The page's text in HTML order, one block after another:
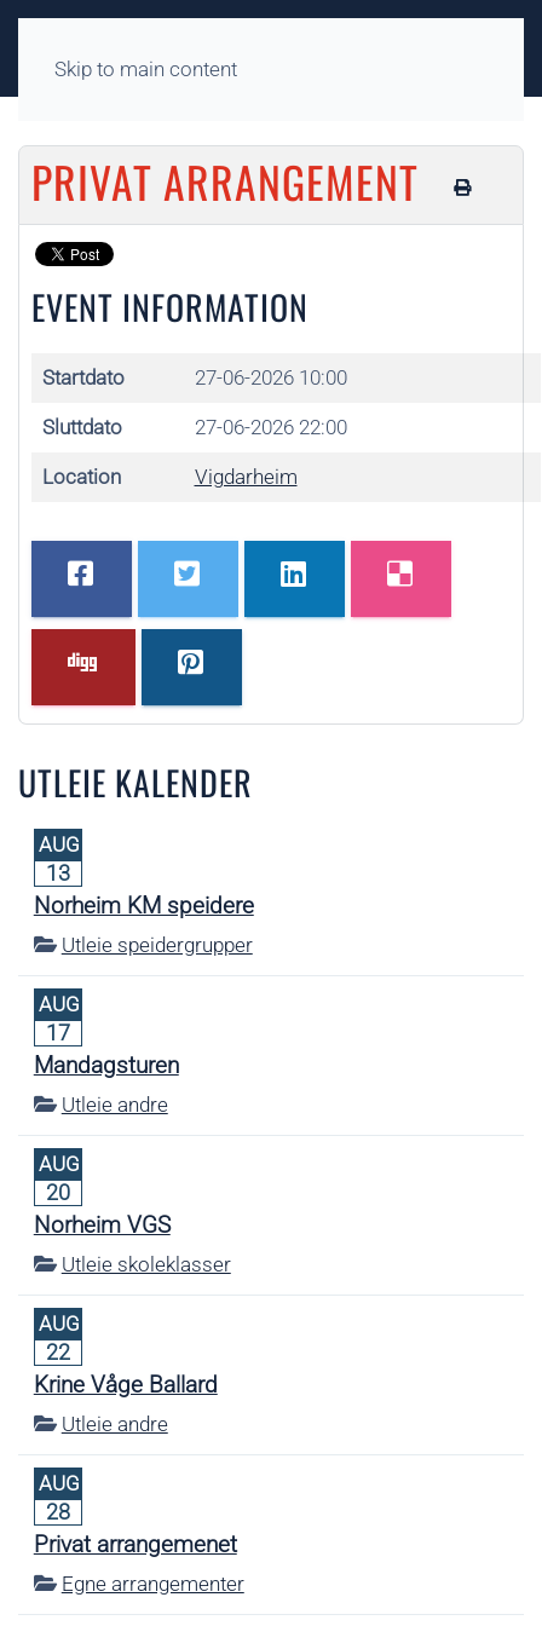
Skip to main content
PRIVAT ARRANGEMENT
EVENT INFORMATION
Startdato 27-06-2026 10:00
Sluttdato 27-06-2026 22:00
Location Vigdarheim
UTLEIE KALENDER
AUG
13
Norheim KM speidere
Utleie speidergrupper
AUG
17
Mandagsturen
Utleie andre
AUG
20
Norheim VGS
Utleie skoleklasser
AUG
22
Krine Våge Ballard
Utleie andre
AUG
28
Privat arrangemenet
Egne arrangementer